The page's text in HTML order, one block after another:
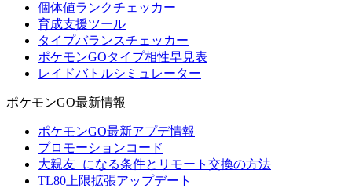
個体値ランクチェッカー
育成支援ツール
タイプバランスチェッカー
ポケモンGOタイプ相性早見表
レイドバトルシミュレーター
ポケモンGO最新情報
ポケモンGO最新アプデ情報
プロモーションコード
大親友+になる条件とリモート交換の方法
TL80上限拡張アップデート